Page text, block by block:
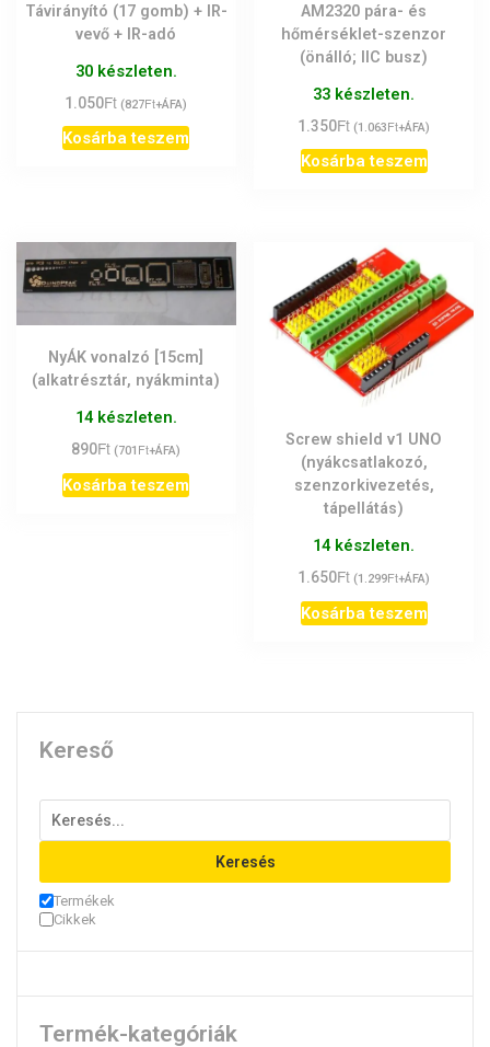
Távirányító (17 gomb) + IR-
vevő + IR-adó
30 készleten.
1.050Ft (827Ft+ÁFA)
Kosárba teszem
AM2320 pára- és
hőmérséklet-szenzor
(önálló; IIC busz)
33 készleten.
1.350Ft (1.063Ft+ÁFA)
Kosárba teszem
NyÁK vonalzó [15cm]
(alkatrésztár, nyákminta)
14 készleten.
890Ft (701 Ft+ÁFA)
Kosárba teszem
Screw shield v1 UNO
(nyákcsatlakozó,
szenzorkivezetés,
tápellátás)
14 készleten.
1.650Ft (1.299Ft+ÁFA)
Kosárba teszem
Kereső
Keresés
Termékek
Cikkek
Termék-kategóriák